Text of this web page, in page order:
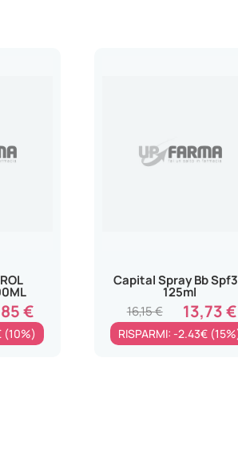
€
(10%)
Capital Spray Bb
125ml
13,73 €
16,15 €
RISPARMI: -2.43€